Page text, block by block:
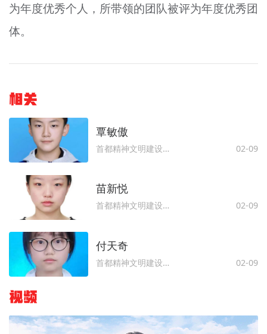
为年度优秀个人，所带领的团队被评为年度优秀团
体。
相关
覃敏傲
首都精神文明建设委员会办公室 02-09
苗新悦
首都精神文明建设委员会办公室 02-09
付天奇
首都精神文明建设委员会办公室 02-09
视频